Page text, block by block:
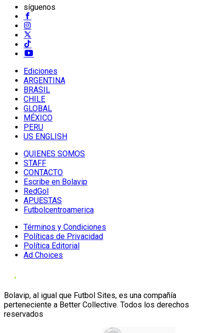
síguenos
Ediciones
ARGENTINA
BRASIL
CHILE
GLOBAL
MÉXICO
PERU
US ENGLISH
QUIENES SOMOS
STAFF
CONTACTO
Escribe en Bolavip
RedGol
APUESTAS
Futbolcentroamerica
Términos y Condiciones
Políticas de Privacidad
Política Editorial
Ad Choices
Bolavip, al igual que Futbol Sites, es una compañía
perteneciente a Better Collective. Todos los derechos
reservados